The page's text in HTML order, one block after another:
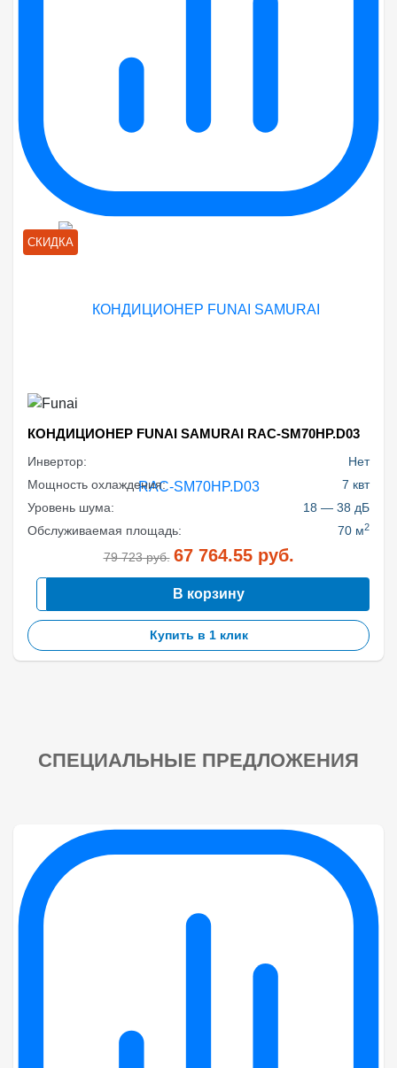
СКИДКА
КОНДИЦИОНЕР FUNAI SAMURAI RAC-SM70HP.D03
Инвертор:
Нет
Мощность охлаждения:
7 квт
Уровень шума:
18 — 38 дБ
Обслуживаемая площадь:
70 м2
79 723руб. 67 764.55руб.
В корзину
Купить в 1 клик
СПЕЦИАЛЬНЫЕ ПРЕДЛОЖЕНИЯ